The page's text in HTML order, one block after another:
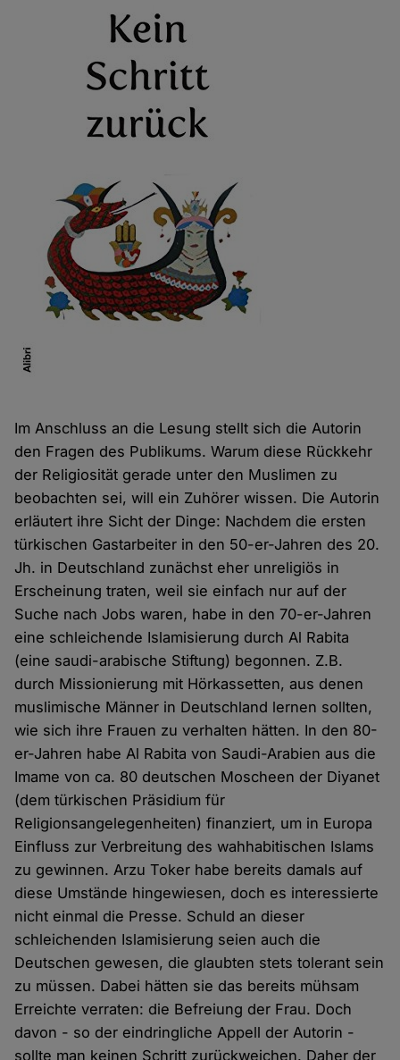
Im Anschluss an die Lesung stellt sich die Autorin
den Fragen des Publikums. Warum diese Rückkehr
der Religiosität gerade unter den Muslimen zu
beobachten sei, will ein Zuhörer wissen. Die Autorin
erläutert ihre Sicht der Dinge: Nachdem die ersten
türkischen Gastarbeiter in den 50-er-Jahren des 20.
Jh. in Deutschland zunächst eher unreligiös in
Erscheinung traten, weil sie einfach nur auf der
Suche nach Jobs waren, habe in den 70-er-Jahren
eine schleichende Islamisierung durch Al Rabita
(eine saudi-arabische Stiftung) begonnen. Z.B.
durch Missionierung mit Hörkassetten, aus denen
muslimische Männer in Deutschland lernen sollten,
wie sich ihre Frauen zu verhalten hätten. In den 80-
er-Jahren habe Al Rabita von Saudi-Arabien aus die
Imame von ca. 80 deutschen Moscheen der Diyanet
(dem türkischen Präsidium für
Religionsangelegenheiten) finanziert, um in Europa
Einfluss zur Verbreitung des wahhabitischen Islams
zu gewinnen. Arzu Toker habe bereits damals auf
diese Umstände hingewiesen, doch es interessierte
nicht einmal die Presse. Schuld an dieser
schleichenden Islamisierung seien auch die
Deutschen gewesen, die glaubten stets tolerant sein
zu müssen. Dabei hätten sie das bereits mühsam
Erreichte verraten: die Befreiung der Frau. Doch
davon - so der eindringliche Appell der Autorin -
sollte man keinen Schritt zurückweichen. Daher der